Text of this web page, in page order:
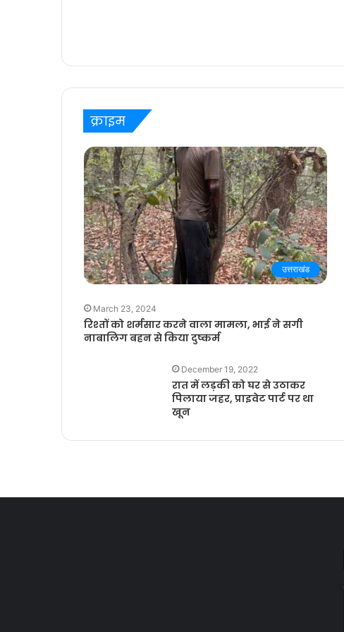
क्राइम
उत्तराखंड
March 23, 2024
रिश्तों को शर्मसार करने वाला मामला, भाई ने सगी
नाबालिग बहन से किया दुष्कर्म
December 19, 2022
रात में लड़की को घर से उठाकर
पिलाया जहर, प्राइवेट पार्ट पर था
खून